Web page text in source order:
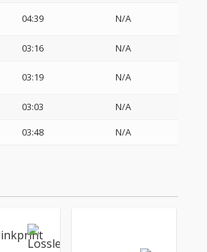
04:39 N/A
03:16 N/A
03:19 N/A
03:03
N/A
03:48 N/A